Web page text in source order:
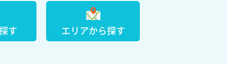
す エリアから探す